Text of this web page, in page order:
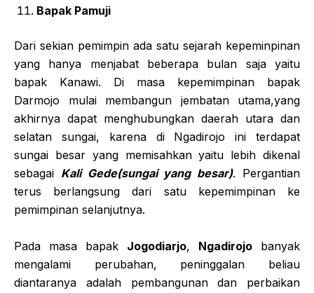
Bapak Pamuji
Dari sekian pemimpin ada satu sejarah kepeminpinan
yang hanya menjabat beberapa bulan saja yaitu
bapak Kanawi. Di masa kepemimpinan bapak
Darmojo mulai membangun jembatan utama,yang
akhirnya dapat menghubungkan daerah utara dan
selatan sungai, karena di Ngadirojo ini terdapat
sungai besar yang memisahkan yaitu lebih dikenal
sebagai Kali Gede(sungai yang besar). Pergantian
terus berlangsung dari satu kepemimpinan ke
pemimpinan selanjutnya.
Pada masa bapak Jogodiarjo, Ngadirojo banyak
mengalami perubahan, peninggalan beliau
diantaranya adalah pembangunan dan perbaikan